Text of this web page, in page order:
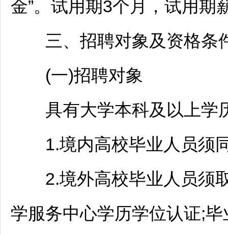
金”。试用期3个月，试用期
三、 招聘对象及资格条
(一)招聘对象
具有大学本科及以上学
1.境内高校毕业人员须同
2.境外高校毕业人员须取
学服务中心学历学位认证;